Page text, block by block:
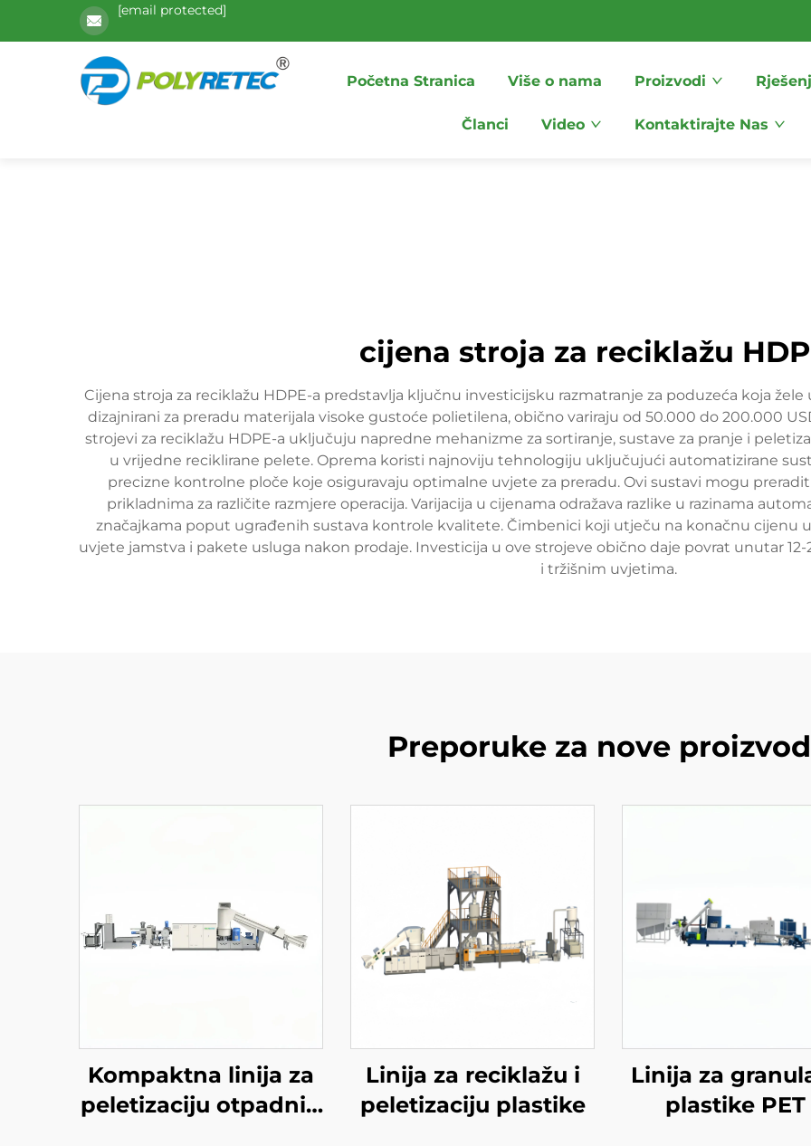
[email protected]
Početna Stranica Više o nama Proizvodi
Članci Video Kontaktirajte Nas
cijena stroja za reciklažu
Cijena stroja za reciklažu HDPE-a predstavlja ključnu investicijsku razmatranje za poduzeća koja
dizajnirani za preradu materijala visoke gustoće polietilena, obično variraju od 50.000 do 200.000
strojevi za reciklažu HDPE-a uključuju napredne mehanizme za sortiranje, sustave za pranje i
u vrijedne reciklirane pelete. Oprema koristi najnoviju tehnologiju uključujući automatizirane
precizne kontrolne ploče koje osiguravaju optimalne uvjete za preradu. Ovi sustavi mogu
prikladnima za različite razmjere operacija. Varijacija u cijenama odražava razlike u razinama
značajkama poput ugrađenih sustava kontrole kvalitete. Čimbenici koji utječu na konačnu cijenu
uvjete jamstva i pakete usluga nakon prodaje. Investicija u ove strojeve obično daje povrat unutar
i tržišnim uvjetima.
Preporuke za nove
Kompaktna linija za
peletizaciju otpadnih
Linija za reciklažu i
peletizaciju plastike
Linija za
plastike PET